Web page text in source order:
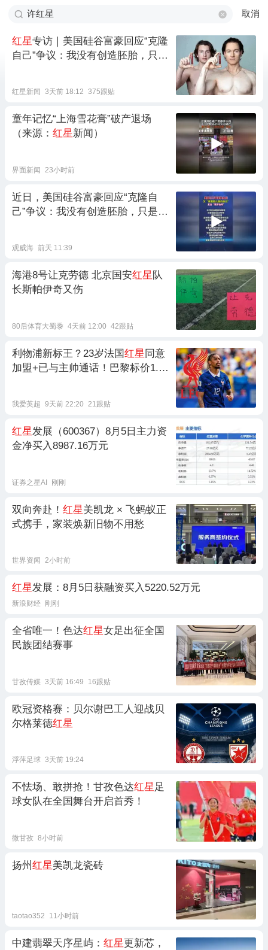
取消
红星专访｜美国硅谷富豪回应“克隆
自己”争议：我没有创造胚胎，只是
红星新闻 3天前 18:12 375跟贴
童年记忆“上海雪花膏”破产退场
（来源： 红星新闻）
界面新闻 23小时前
近日，美国硅谷富豪回应“克隆自
己”争议：我没有创造胚胎，只是逆
观威海 前天 11:39
海港8号让克劳德 北京国安红星 队
长斯帕伊奇又伤
80后体育大蜀黍 4天前 12:00 42跟贴
利物浦新标王？23岁法国红星 同意
加盟+已与主帅通话！巴黎标价1.7
我爱英超 9天前 22:20 21跟贴
红星发展（600367）8月5日主力资
金净买入8987.16万元
证券之星AI 刚刚
双向奔赴！ 红星美凯龙 × 飞蚂蚁正
式携手，家装焕新旧物不用愁
世界资闻 2小时前
红星发展：8月5日获融资买入5220.52万元
新浪财经 刚刚
全省唯一！色达红星女足出征全国
民族团结赛事
甘孜传媒 3天前 16:49 16跟贴
欧冠资格赛：贝尔谢巴工人迎战贝
尔格莱德红星
浮萍足球 3天前 19:24
不怯场、敢拼抢！甘孜色达红星 足
球女队在全国舞台开启首秀！
微甘孜 8小时前
扬州 红星美凯龙瓷砖
taotao352 11小时前
中建翡翠天序星屿： 红星 更新芯，